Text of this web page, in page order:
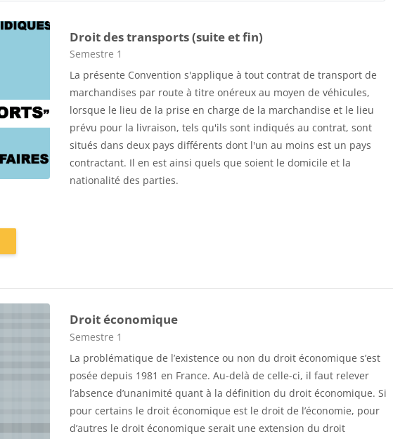
Droit des transports (suite et fin)
Catégorie de cours
Semestre 1
La présente Convention s'applique à tout contrat de transport de
marchandises par route à titre onéreux au moyen de véhicules,
lorsque le lieu de la prise en charge de la marchandise et le lieu
prévu pour la livraison, tels qu'ils sont indiqués au contrat, sont
situés dans deux pays différents dont l'un au moins est un pays
contractant. Il en est ainsi quels que soient le domicile et la
nationalité des parties.
Droit économique
Catégorie de cours
Semestre 1
La problématique de l’existence ou non du droit économique s’est
posée depuis 1981 en France. Au-delà de celle-ci, il faut relever
l’absence d’unanimité quant à la définition du droit économique. Si
pour certains le droit économique est le droit de l’économie, pour
d’autres le droit économique serait une extension du droit